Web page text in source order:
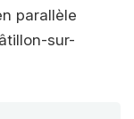
parallèle
sur-